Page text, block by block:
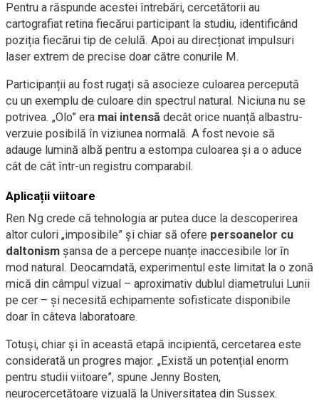
Pentru a răspunde acestei întrebări, cercetătorii au
cartografiat retina fiecărui participant la studiu, identificând
poziția fiecărui tip de celulă. Apoi au direcționat impulsuri
laser extrem de precise doar către conurile M.
Participanții au fost rugați să asocieze culoarea percepută
cu un exemplu de culoare din spectrul natural. Niciuna nu se
potrivea. „Olo” era mai intensă decât orice nuanță albastru-
verzuie posibilă în viziunea normală. A fost nevoie să
adauge lumină albă pentru a estompa culoarea și a o aduce
cât de cât într-un registru comparabil.
Aplicații viitoare
Ren Ng crede că tehnologia ar putea duce la descoperirea
altor culori „imposibile” și chiar să ofere persoanelor cu
daltonism șansa de a percepe nuanțe inaccesibile lor în
mod natural. Deocamdată, experimentul este limitat la o zonă
mică din câmpul vizual – aproximativ dublul diametrului Lunii
pe cer – și necesită echipamente sofisticate disponibile
doar în câteva laboratoare.
Totuși, chiar și în această etapă incipientă, cercetarea este
considerată un progres major. „Există un potențial enorm
pentru studii viitoare”, spune Jenny Bosten,
neurocercetătoare vizuală la Universitatea din Sussex.